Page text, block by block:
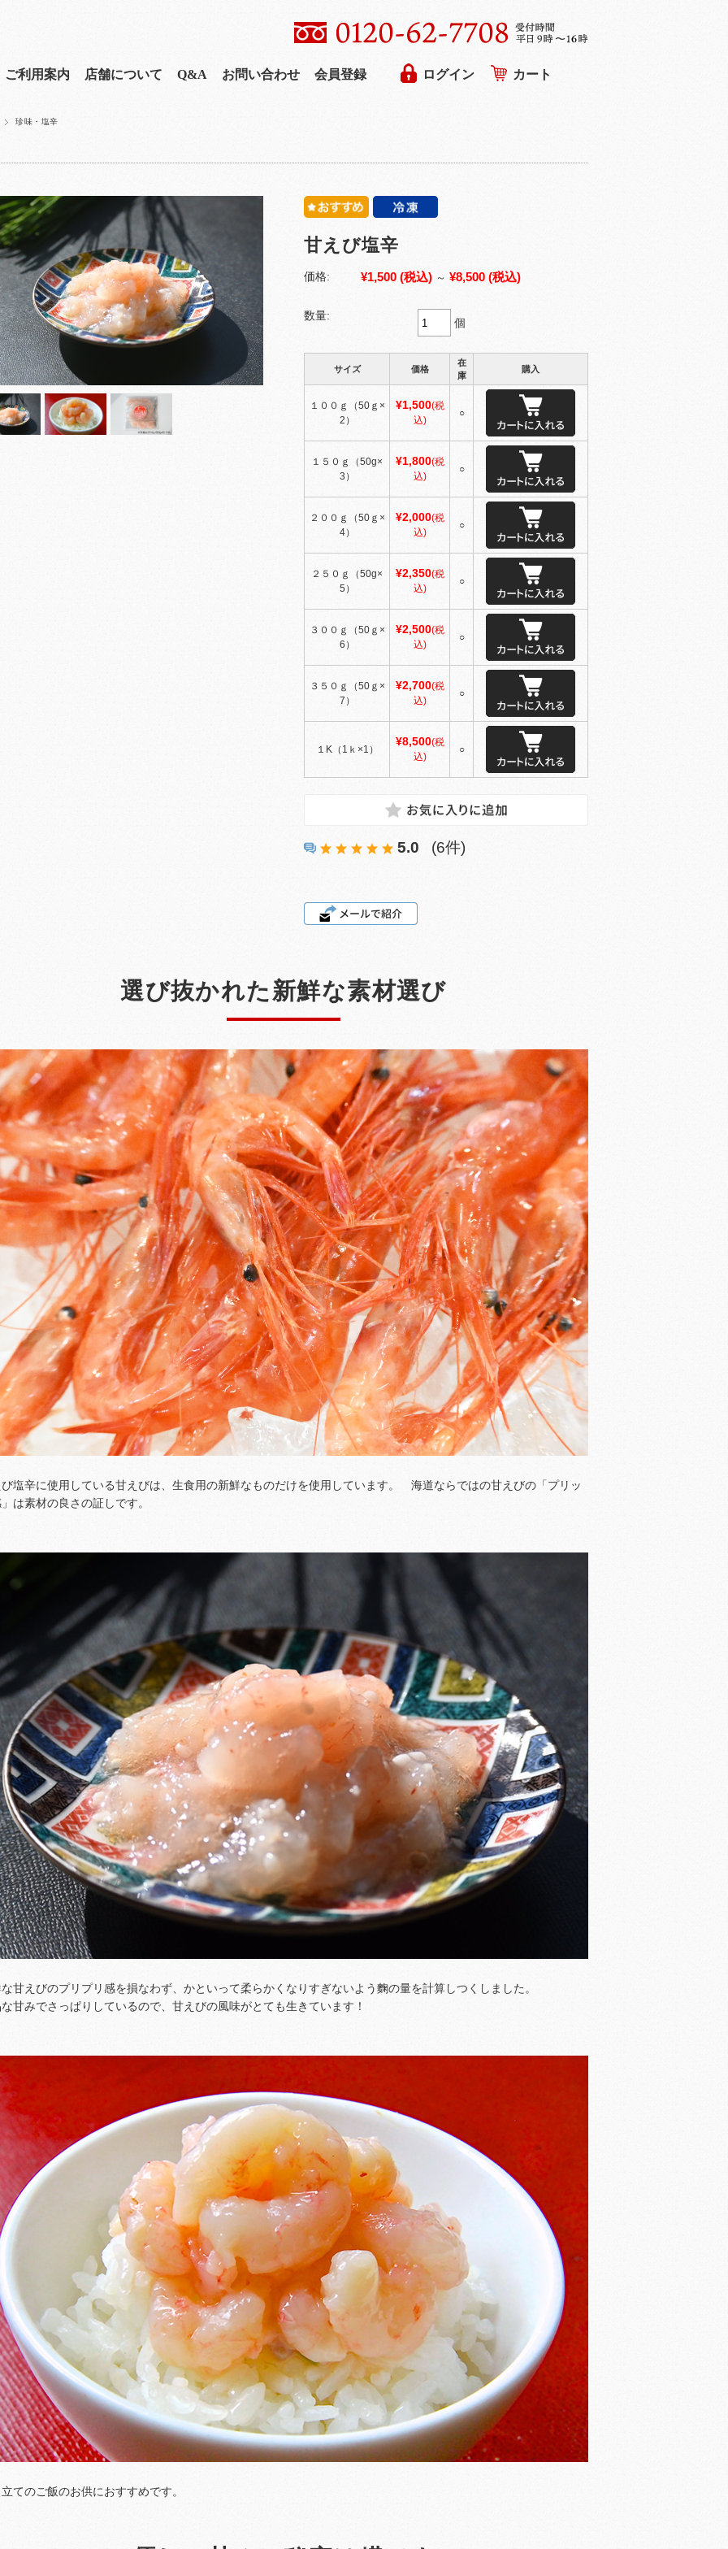
ご利用案内 店舗について Q&A お問い合わせ 会員登録 ログイン カート
珍味・塩辛
甘えび塩辛
価格: ¥1,500 (税込) ～ ¥8,500 (税込)
数量:
個
サイズ 価格
在
庫
購入
１００ｇ（50ｇ×
2）
¥1,500(税
込)
○
１５０ｇ（50g×
3）
¥1,800(税
込)
○
２００ｇ（50ｇ×
4）
¥2,000(税
込)
○
２５０ｇ（50g×
5）
¥2,350(税
込)
○
３００ｇ（50ｇ×
6）
¥2,500(税
込)
○
３５０ｇ（50ｇ×
7）
¥2,700(税
込)
○
１K（1ｋ×1）
¥8,500(税
込)
○
5.0 (6件)
選び抜かれた新鮮な素材選び
塩辛に使用している甘えびは、生食用の新鮮なものだけを使用しています。 海道ならではの甘えびの「プリッ
は素材の良さの証しです。
甘えびのプリプリ感を損なわず、かといって柔らかくなりすぎないよう麴の量を計算しつくしました。
甘みでさっぱりしているので、甘えびの風味がとても生きています！
てのご飯のお供におすすめです。